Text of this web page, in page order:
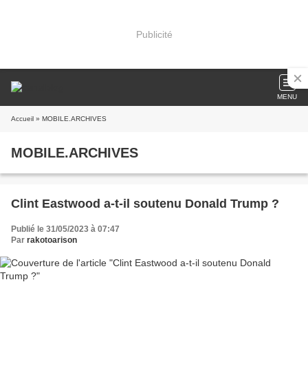
Publicité
MENU
Accueil » MOBILE.ARCHIVES
MOBILE.ARCHIVES
Clint Eastwood a-t-il soutenu Donald Trump ?
Publié le 31/05/2023 à 07:47
Par rakotoarison